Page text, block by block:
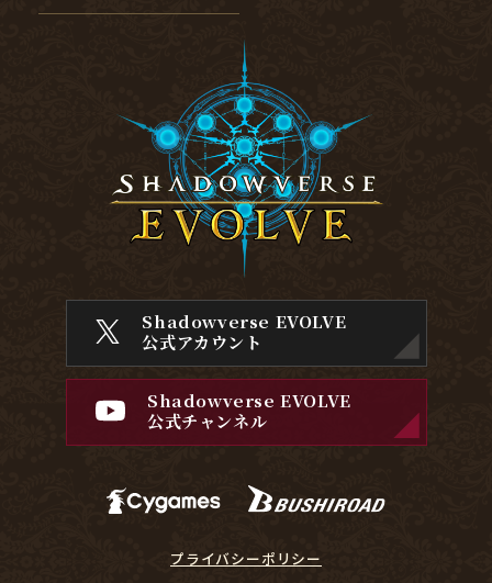
Shadowverse EVOLVE
公式アカウント
Shadowverse EVOLVE
公式チャンネル
プライバシーポリシー